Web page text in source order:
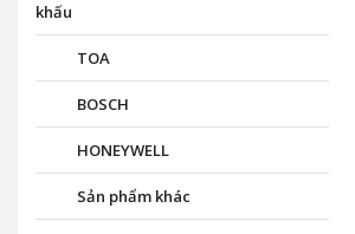
khấu
TOA
BOSCH
HONEYWELL
Sản phẩm khác